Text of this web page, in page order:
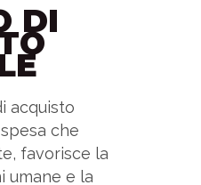
DI
acquisto
che
favorisce la
umane e la